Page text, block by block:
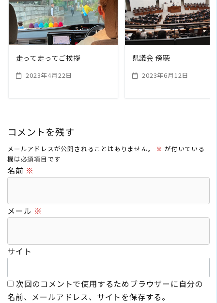
READ MORE
走って走ってご挨拶
2023年4月22日
READ MORE
県議会 傍聴
2023年6月12日
コメントを残す
メールアドレスが公開されることはありません。 ※ が付いている
欄は必須項目です
名前 ※
メール ※
サイト
次回のコメントで使用するためブラウザーに自分の
名前、メールアドレス、サイトを保存する。